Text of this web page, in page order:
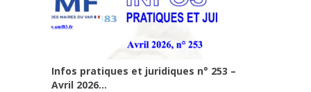
Infos pratiques et juridiques n° 253 –
Avril 2026...